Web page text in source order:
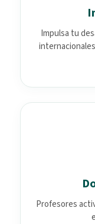
Impulsa tu
Profesores